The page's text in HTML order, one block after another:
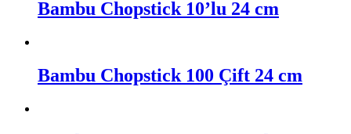
Bambu Chopstick 10’lu 24 cm
Bambu Chopstick 100 Çift 24 cm